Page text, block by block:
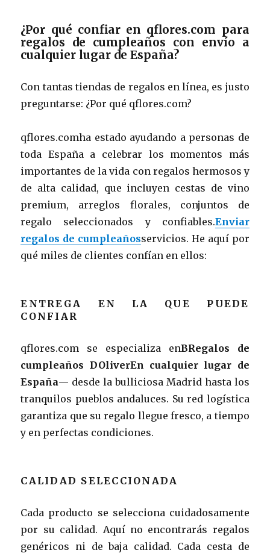
¿Por qué confiar en qflores.com para
regalos de cumpleaños con envío a
cualquier lugar de España?
Con tantas tiendas de regalos en línea, es justo
preguntarse: ¿Por qué qflores.com?
qflores.comha estado ayudando a personas de
toda España a celebrar los momentos más
importantes de la vida con regalos hermosos y
de alta calidad, que incluyen cestas de vino
premium, arreglos florales, conjuntos de
regalo seleccionados y confiables.Enviar
regalos de cumpleañosservicios. He aquí por
qué miles de clientes confían en ellos:
ENTREGA EN LA QUE PUEDE
CONFIAR
qflores.com se especializa enBRegalos de
cumpleaños DOliverEn cualquier lugar de
España— desde la bulliciosa Madrid hasta los
tranquilos pueblos andaluces. Su red logística
garantiza que su regalo llegue fresco, a tiempo
y en perfectas condiciones.
CALIDAD SELECCIONADA
Cada producto se selecciona cuidadosamente
por su calidad. Aquí no encontrarás regalos
genéricos ni de baja calidad. Cada cesta de